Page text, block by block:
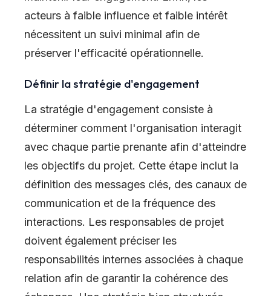
acteurs à faible influence et faible intérêt
nécessitent un suivi minimal afin de
préserver l'efficacité opérationnelle.
Définir la stratégie d'engagement
La stratégie d'engagement consiste à
déterminer comment l'organisation interagit
avec chaque partie prenante afin d'atteindre
les objectifs du projet. Cette étape inclut la
définition des messages clés, des canaux de
communication et de la fréquence des
interactions. Les responsables de projet
doivent également préciser les
responsabilités internes associées à chaque
relation afin de garantir la cohérence des